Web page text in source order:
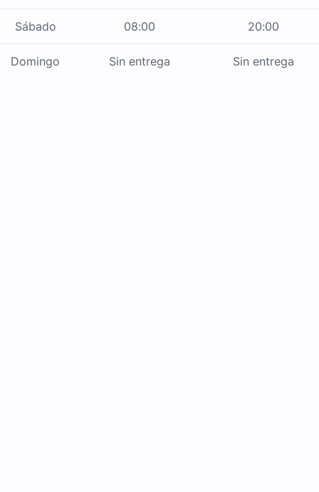
Sábado 08:00 20:00
Domingo Sin entrega Sin entrega